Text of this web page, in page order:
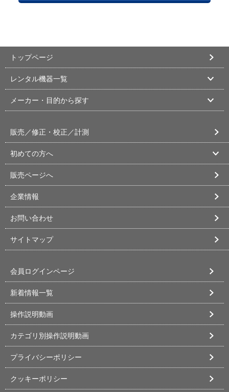
トップページ
レンタル機器一覧
メーカー・目的から探す
販売／修正・校正／計測
初めての方へ
販売ページへ
企業情報
お問い合わせ
サイトマップ
会員ログインページ
新着情報一覧
操作説明動画
カテゴリ別操作説明動画
プライバシーポリシー
クッキーポリシー